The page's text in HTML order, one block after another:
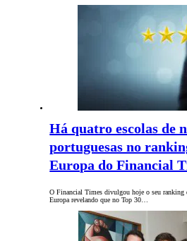
Há quatro escolas de
portuguesas no
Europa do Financial
O Financial Times divulgou hoje o seu ranking
Europa revelando que no Top 30…